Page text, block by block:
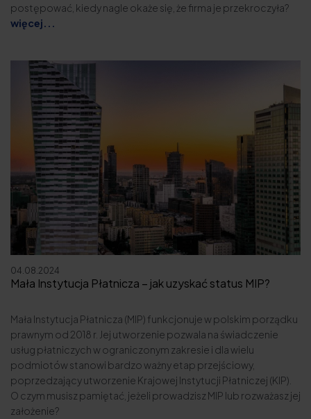
postępować, kiedy nagle okaże się, że firma je przekroczyła?
więcej...
04.08.2024
Mała Instytucja Płatnicza – jak uzyskać status MIP?
Mała Instytucja Płatnicza (MIP) funkcjonuje w polskim porządku
prawnym od 2018 r. Jej utworzenie pozwala na świadczenie
usług płatniczych w ograniczonym zakresie i dla wielu
podmiotów stanowi bardzo ważny etap przejściowy,
poprzedzający utworzenie Krajowej Instytucji Płatniczej (KIP).
O czym musisz pamiętać, jeżeli prowadzisz MIP lub rozważasz jej
założenie?